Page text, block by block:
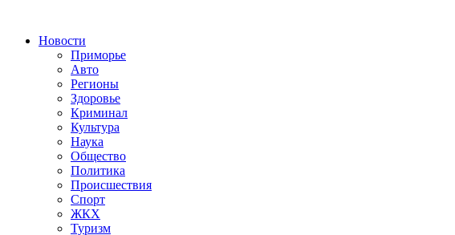
Новости
Приморье
Авто
Регионы
Здоровье
Криминал
Культура
Наука
Общество
Политика
Происшествия
Спорт
ЖКХ
Туризм